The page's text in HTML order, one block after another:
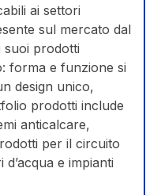
ai settori
sul mercato dal
suoi prodotti
forma e funzione si
design unico,
prodotti include
anticalcare,
per il circuito
e impianti